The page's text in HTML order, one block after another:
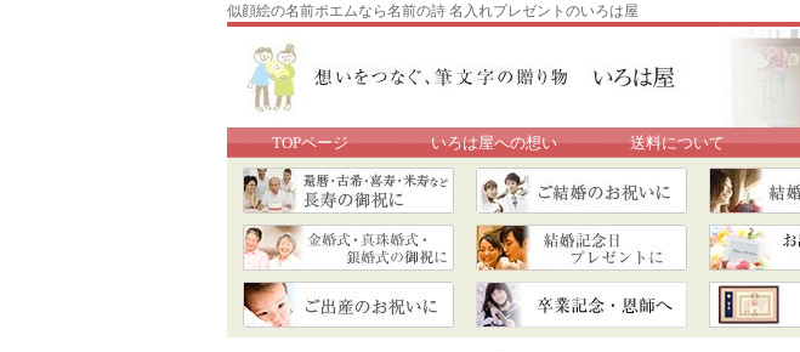
似顔絵の名前ポエムなら名前の詩 名入れプレゼントのいろは屋
TOPページ いろは屋への想い 送料について